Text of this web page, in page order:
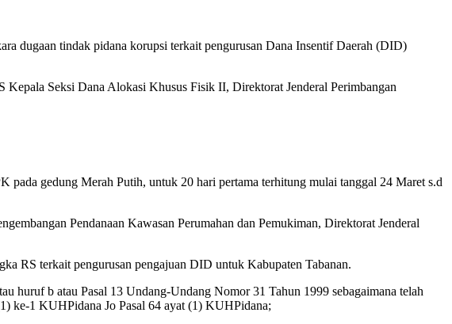
dugaan tindak pidana korupsi terkait pengurusan Dana Insentif Daerah (DID)
Seksi Dana Alokasi Khusus Fisik II, Direktorat Jenderal Perimbangan
gedung Merah Putih, untuk 20 hari pertama terhitung mulai tanggal 24 Maret s.d
Pendanaan Kawasan Perumahan dan Pemukiman, Direktorat Jenderal
RS terkait pengurusan pengajuan DID untuk Kabupaten Tabanan.
huruf b atau Pasal 13 Undang-Undang Nomor 31 Tahun 1999 sebagaimana telah
ke-1 KUHPidana Jo Pasal 64 ayat (1) KUHPidana;